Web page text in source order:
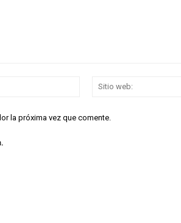
Correo
la próxima vez que comente.